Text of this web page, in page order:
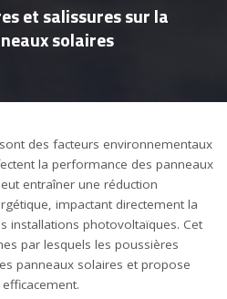
et salissures sur la
solaires
des facteurs environnementaux
la performance des panneaux
entraîner une réduction
impactant directement la
installations photovoltaïques. Cet
par lesquels les poussières
panneaux solaires et propose